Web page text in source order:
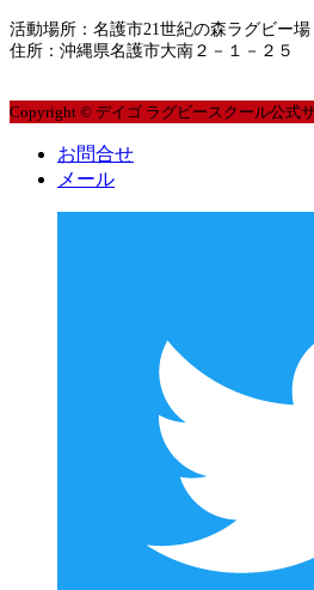
2020年3月
2020年1月
2019年12月
2019年8月
2019年7月
2019年6月
2019年4月
活動場所：名護市21世紀の森ラグビー場
住所：沖縄県名護市大南２－１－２５
Copyright © デイゴ ラグビースクール公式
お問合せ
メール